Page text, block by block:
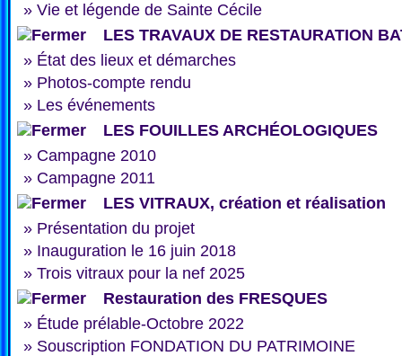
» Vie et légende de Sainte Cécile
LES TRAVAUX DE RESTAURATION
» État des lieux et démarches
» Photos-compte rendu
» Les événements
LES FOUILLES ARCHÉOLOGIQUES
» Campagne 2010
» Campagne 2011
LES VITRAUX, création et réalisation
» Présentation du projet
» Inauguration le 16 juin 2018
» Trois vitraux pour la nef 2025
Restauration des FRESQUES
» Étude prélable-Octobre 2022
» Souscription FONDATION DU PATRIMOINE